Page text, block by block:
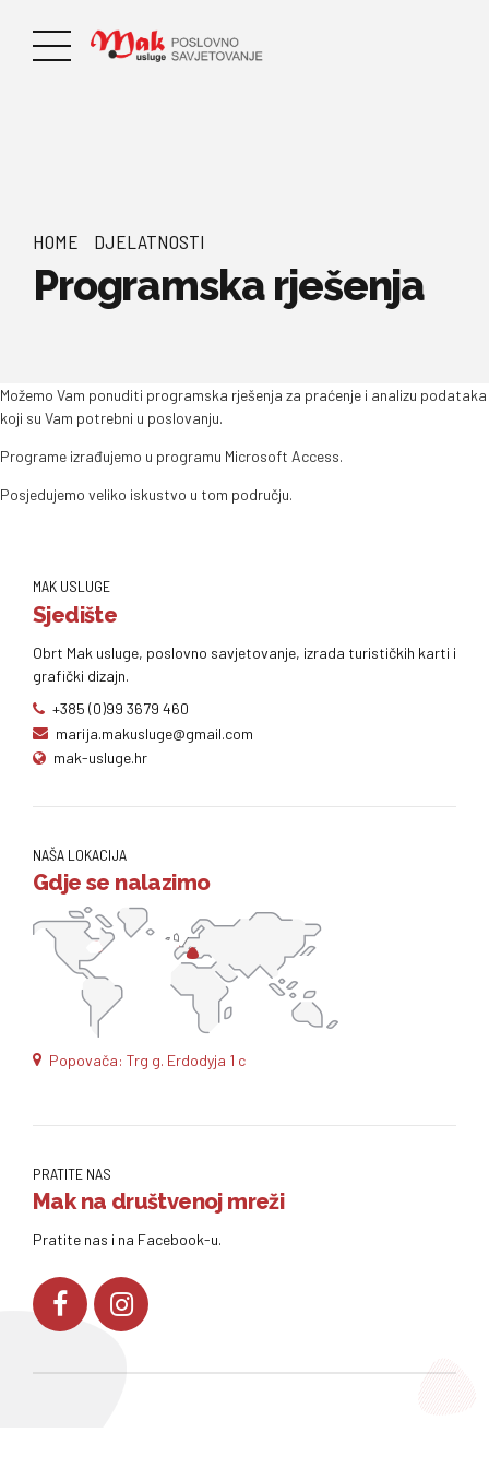
HOME DJELATNOSTI
Programska rješenja
Možemo Vam ponuditi programska rješenja za praćenje i analizu podataka
koji su Vam potrebni u poslovanju.
Programe izrađujemo u programu Microsoft Access.
Posjedujemo veliko iskustvo u tom području.
MAK USLUGE
Sjedište
Obrt Mak usluge, poslovno savjetovanje, izrada turističkih karti i
grafički dizajn.
+385 (0)99 3679 460
marija.makusluge@gmail.com
mak-usluge.hr
NAŠA LOKACIJA
Gdje se nalazimo
Popovača: Trg g. Erdodyja 1 c
PRATITE NAS
Mak na društvenoj mreži
Pratite nas i na Facebook-u.